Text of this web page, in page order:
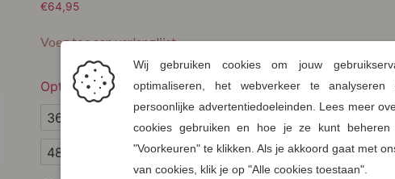
€64,95
Voeg toe aan verlanglijst
Opties selecteren
36
38
36 44
48